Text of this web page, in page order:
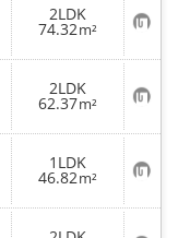
2LDK
74.32m² お
気
に
入
り
登
録
2LDK
62.37m² お
気
に
入
り
登
録
1LDK
46.82m² お
気
に
入